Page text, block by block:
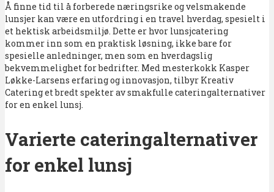
Å finne tid til å forberede næringsrike og velsmakende
lunsjer kan være en utfordring i en travel hverdag, spesielt i
et hektisk arbeidsmiljø. Dette er hvor lunsjcatering
kommer inn som en praktisk løsning, ikke bare for
spesielle anledninger, men som en hverdagslig
bekvemmelighet for bedrifter. Med mesterkokk Kasper
Løkke-Larsens erfaring og innovasjon, tilbyr Kreativ
Catering et bredt spekter av smakfulle cateringalternativer
for en enkel lunsj.
Varierte cateringalternativer
for enkel lunsj